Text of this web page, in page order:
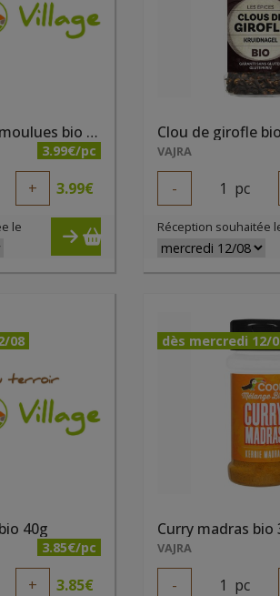
Citron écorces moulues bio 32g
3.99€/pc
+ 3.99€
le
Clou de girofle
VAJRA
- 1 pc
Réception souhaitée
08
40g
3.85€/pc
+ 3.85€
dès mercredi 12/
Curry madras bio
VAJRA
- 1 pc